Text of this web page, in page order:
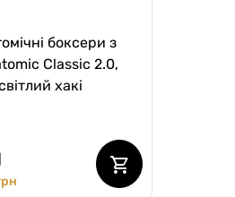
боксери з
Classic 2.0,
хакі